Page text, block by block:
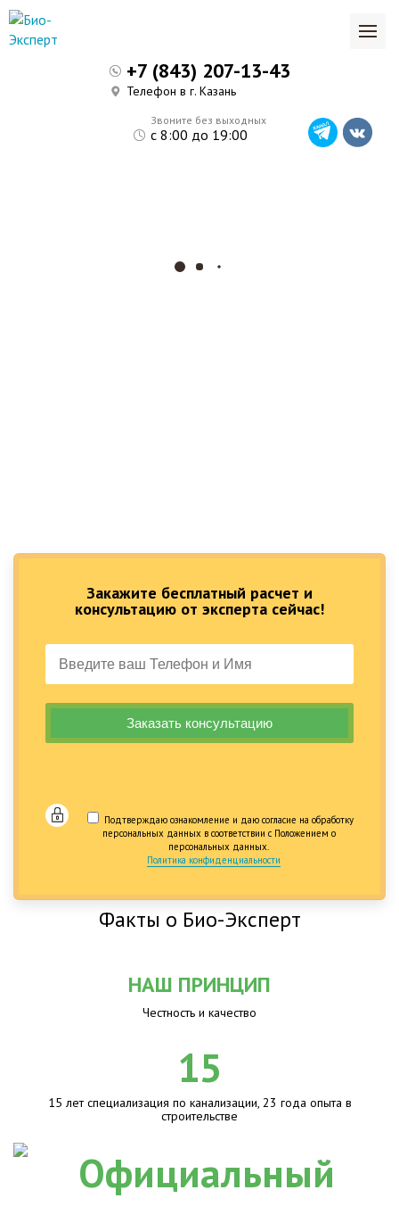
Закажите бесплатный расчет и
консультацию от эксперта сейчас!
Подтверждаю ознакомление и даю согласие на обработку
персональных данных в соответствии с Положением о
персональных данных.
Политика конфиденциальности
Звоните без выходных
с 8:00 до 19:00
+7 (843) 207-13-43
Телефон в г. Казань
Факты о Био-Эксперт
НАШ ПРИНЦИП
Честность и качество
15
15 лет специализация по канализации, 23 года опыта в
строительстве